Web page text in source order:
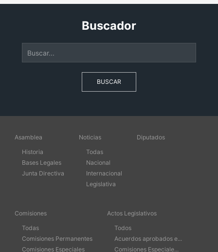
Buscador
BUSCAR
Asamblea
Historia
Bases Legales
Junta Directiva
Noticias
Todas
Nacional
Internacional
Legislativa
Diputados
Comisiones
Todas
Comisiones Permanentes
Comisiones Especiales
Actos Legislativos
Todos
Acuerdos aprobados e...
Comisiones Especiale...